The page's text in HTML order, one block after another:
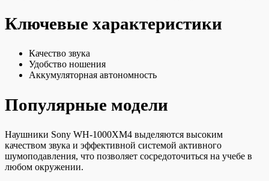
Ключевые характеристики
Качество звука
Удобство ношения
Аккумуляторная автономность
Популярные модели
Наушники Sony WH-1000XM4 выделяются высоким
качеством звука и эффективной системой активного
шумоподавления, что позволяет сосредоточиться на учебе в
любом окружении.